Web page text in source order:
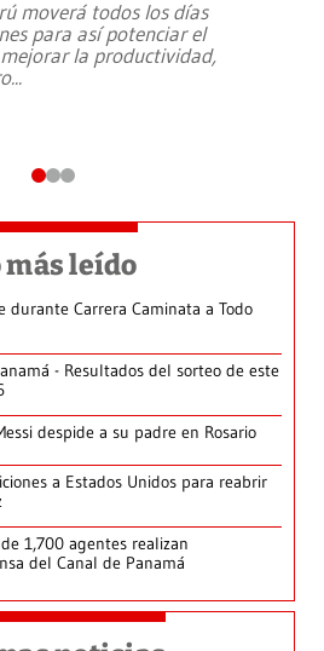
moverá todos los días
para así potenciar el
la productividad,
...
más leído
durante Carrera Caminata a Todo
- Resultados del sorteo de este
despide a su padre en Rosario
a Estados Unidos para reabrir
1,700 agentes realizan
del Canal de Panamá